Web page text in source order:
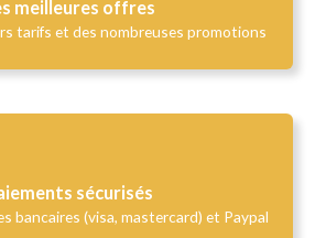
meilleures offres
tarifs et des nombreuses promotions
sécurisés
bancaires (visa, mastercard) et Paypal